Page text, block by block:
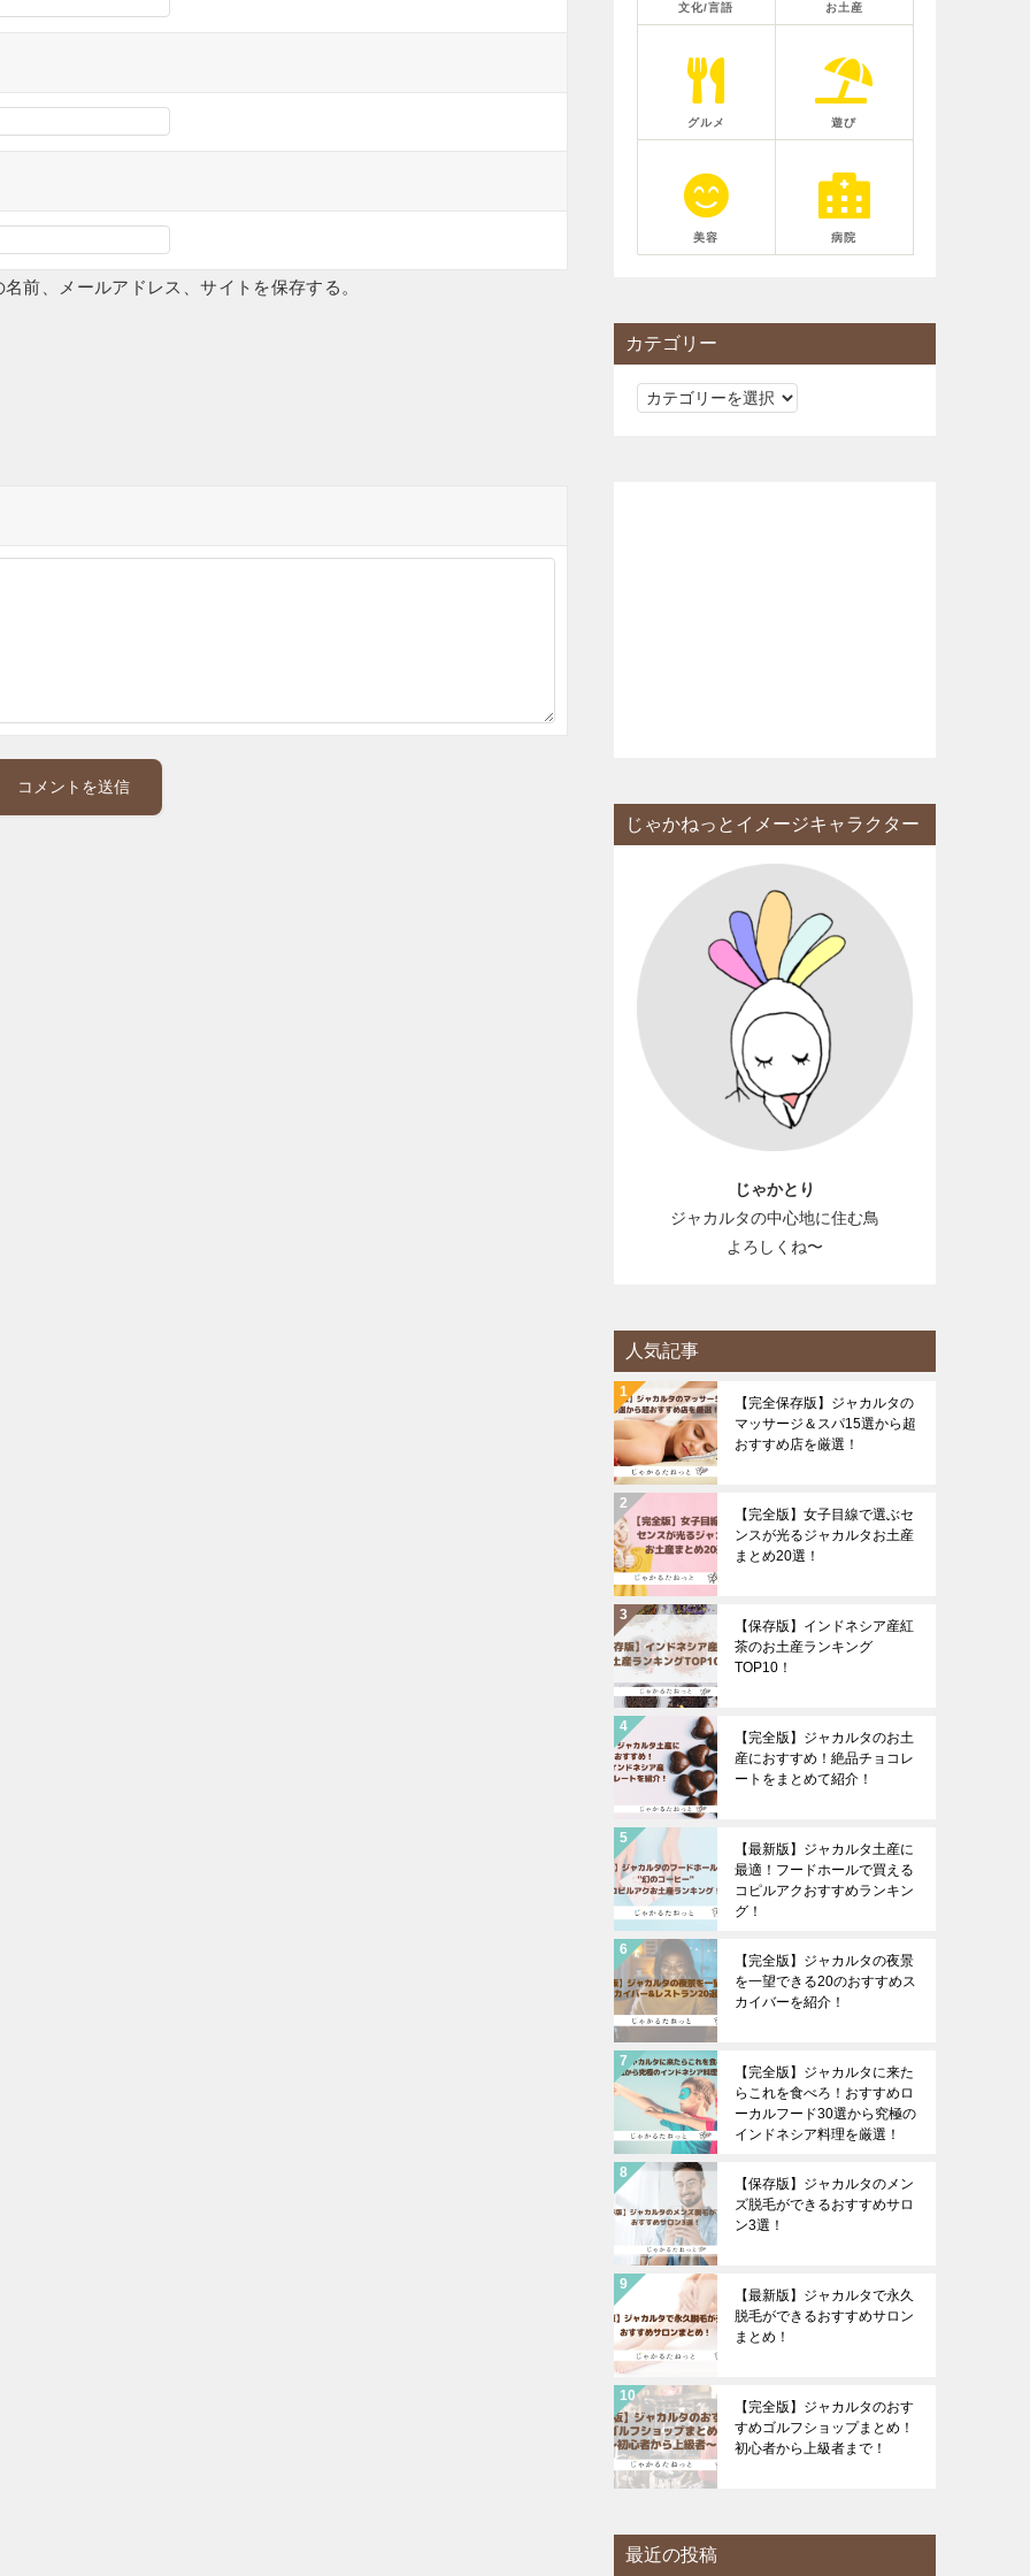
前、メールアドレス、サイトを保存する。
文化/言語 お土産
グルメ 遊び
美容 病院
カテゴリー
カ
じゃかねっとイメージキャラクター
じゃかとり
ジャカルタの中心地に住む鳥
よろしくね〜
人気記事
【完全保存版】ジャカルタの
マッサージ＆スパ15選から超
おすすめ店を厳選！
【完全版】女子目線で選ぶセ
ンスが光るジャカルタお土産
まとめ20選！
【保存版】インドネシア産紅
茶のお土産ランキング
TOP10！
【完全版】ジャカルタのお土
産におすすめ！絶品チョコレ
ートをまとめて紹介！
【最新版】ジャカルタ土産に
最適！フードホールで買える
コピルアクおすすめランキン
グ！
【完全版】ジャカルタの夜景
を一望できる20のおすすめス
カイバーを紹介！
【完全版】ジャカルタに来た
らこれを食べろ！おすすめロ
ーカルフード30選から究極の
インドネシア料理を厳選！
【保存版】ジャカルタのメン
ズ脱毛ができるおすすめサロ
ン3選！
【最新版】ジャカルタで永久
脱毛ができるおすすめサロン
まとめ！
【完全版】ジャカルタのおす
すめゴルフショップまとめ！
初心者から上級者まで！
最近の投稿